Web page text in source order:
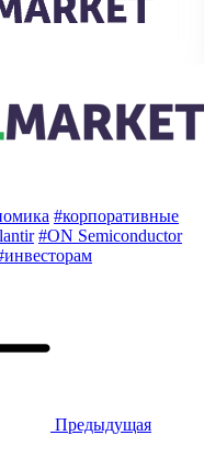
#корпоративные
#ON Semiconductor
Предыдущая